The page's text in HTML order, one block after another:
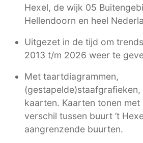
Hexel, de wijk 05
Hellendoorn en heel
Uitgezet in de tijd om
2013 t/m 2026 weer te
Met taartdiagrammen,
kaarten. Kaarten tonen met
verschil tussen buurt ’t
aangrenzende buurten.